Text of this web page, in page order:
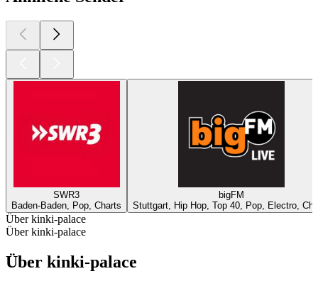
SWR3
Baden-Baden, Pop, Charts
bigFM
Stuttgart, Hip Hop, Top 40, Pop, Electro,
Über kinki-palace
Über kinki-palace
Über kinki-palace